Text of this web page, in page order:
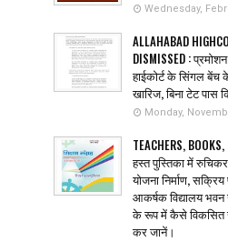
Wednesday,
ALLAHABAD
DISMISSED :
हाईकोर्ट के सिंगल
खारिज, बिना टेट पास
Monday,
TEACHERS,
हस्त पुस्तिका में रुचिकर
योजना निर्माण,
आकर्षक विद्यालय
के रूप में कैसे विकसित
कर जानें।